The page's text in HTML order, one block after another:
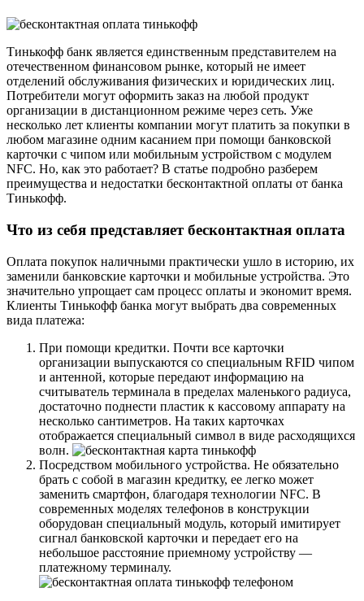
Тинькофф банк является единственным представителем на
отечественном финансовом рынке, который не имеет
отделений обслуживания физических и юридических лиц.
Потребители могут оформить заказ на любой продукт
организации в дистанционном режиме через сеть. Уже
несколько лет клиенты компании могут платить за покупки в
любом магазине одним касанием при помощи банковской
карточки с чипом или мобильным устройством с модулем
NFC. Но, как это работает? В статье подробно разберем
преимущества и недостатки бесконтактной оплаты от банка
Тинькофф.
Что из себя представляет бесконтактная оплата
Оплата покупок наличными практически ушло в историю, их
заменили банковские карточки и мобильные устройства. Это
значительно упрощает сам процесс оплаты и экономит время.
Клиенты Тинькофф банка могут выбрать два современных
вида платежа:
При помощи кредитки. Почти все карточки
организации выпускаются со специальным RFID чипом
и антенной, которые передают информацию на
считыватель терминала в пределах маленького радиуса,
достаточно поднести пластик к кассовому аппарату на
несколько сантиметров. На таких карточках
отображается специальный символ в виде расходящихся
волн.
Посредством мобильного устройства. Не обязательно
брать с собой в магазин кредитку, ее легко может
заменить смартфон, благодаря технологии NFC. В
современных моделях телефонов в конструкции
оборудован специальный модуль, который имитирует
сигнал банковской карточки и передает его на
небольшое расстояние приемному устройству —
платежному терминалу.